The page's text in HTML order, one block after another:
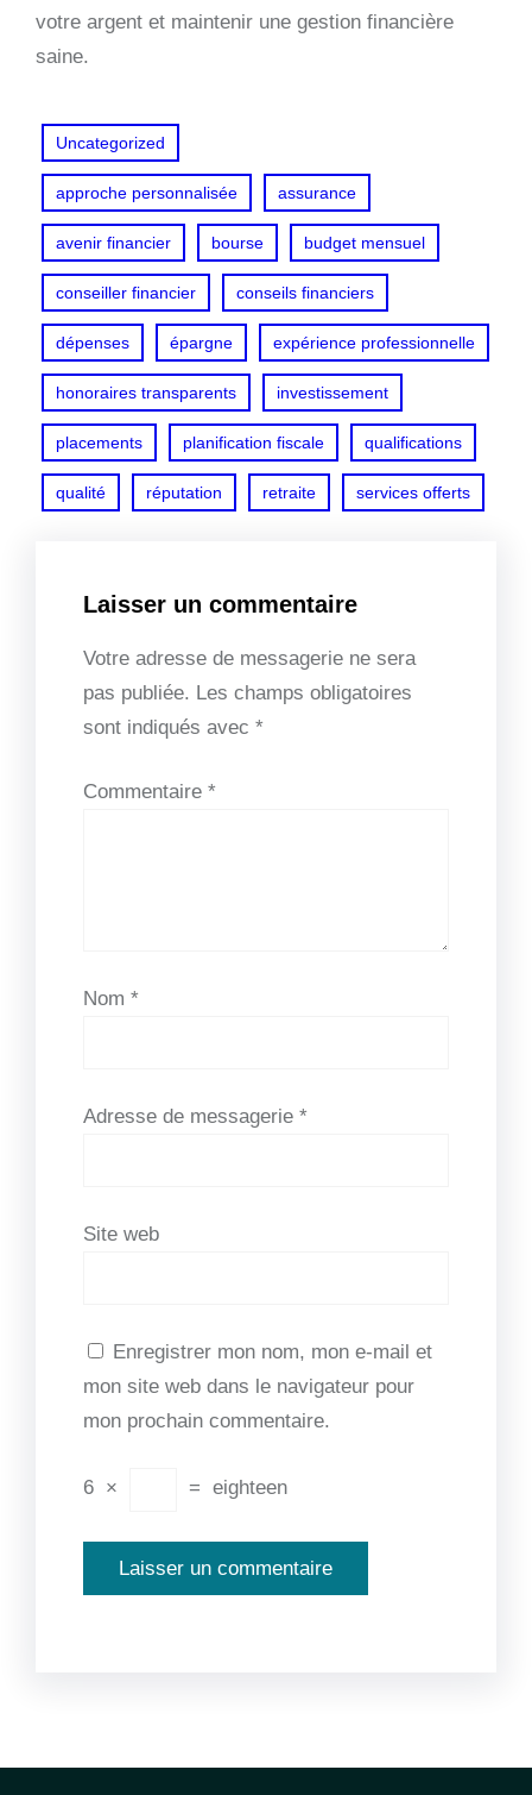
votre argent et maintenir une gestion financière
saine.
Uncategorized
approche personnalisée assurance
avenir financier bourse budget mensuel
conseiller financier conseils financiers
dépenses épargne expérience professionnelle
honoraires transparents investissement
placements planification fiscale qualifications
qualité réputation retraite services offerts
Laisser un commentaire
Votre adresse de messagerie ne sera
pas publiée. Les champs obligatoires
sont indiqués avec *
Commentaire *
Nom *
Adresse de messagerie *
Site web
Enregistrer mon nom, mon e-mail et
mon site web dans le navigateur pour
mon prochain commentaire.
6 × = eighteen